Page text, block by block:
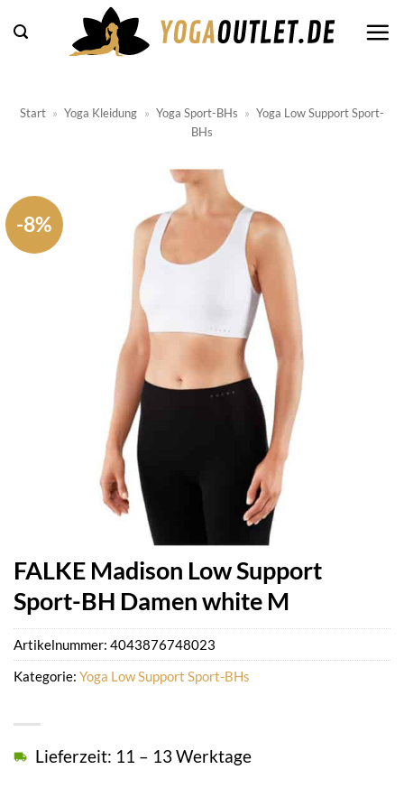
Inhalt
Start » Yoga Kleidung » Yoga Sport-BHs » Yoga Low Support Sport-
BHs
-8%
FALKE Madison Low Support
Sport-BH Damen white M
Lieferzeit: 11 – 13 Werktage
Artikelnummer: 4043876748023
Kategorie: Yoga Low Support Sport-BHs